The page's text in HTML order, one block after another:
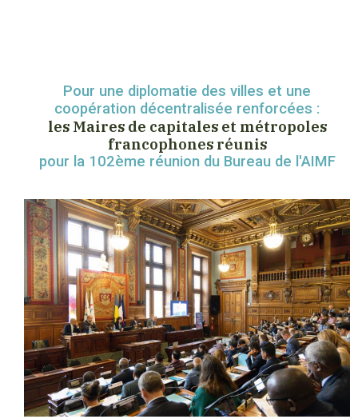
Pour une diplomatie des villes et une
coopération décentralisée renforcées :
les Maires de capitales et métropoles
francophones réunis
pour la 102ème réunion du Bureau de l'AIMF